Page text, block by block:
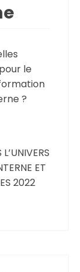
le
?
ET
2022